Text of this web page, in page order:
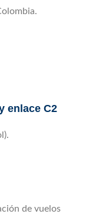
enlace C2
de vuelos